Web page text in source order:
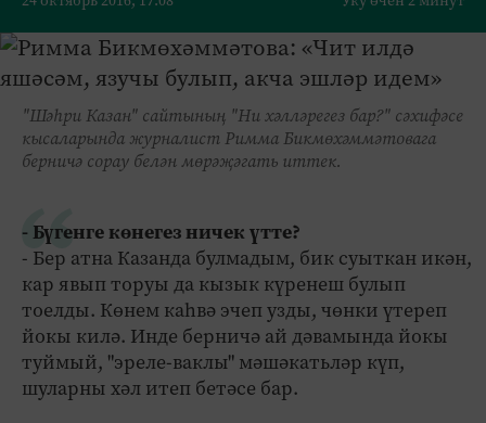
"Шәһри Казан" сайтының "Ни хәлләрегез бар?" сәхифәсе
кысаларында журналист Римма Бикмөхәммәтовага
берничә сорау белән мөрәҗәгать иттек.
- Бүгенге көнегез ничек үтте?
- Бер атна Казанда булмадым, бик суыткан икән,
кар явып торуы да кызык күренеш булып
тоелды. Көнем каһвә эчеп узды, чөнки үтереп
йокы килә. Инде берничә ай дәвамында йокы
туймый, "эреле-ваклы" мәшәкатьләр күп,
шуларны хәл итеп бетәсе бар.